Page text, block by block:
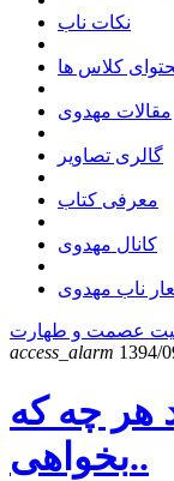
نکات ناب
کلاس ها
مقالات مهدوی
گالری تصاویر
معرفی کتاب
کانال مهدوی
ناب مهدوی
عصمت و طهارت
access_alarm 1394/
هر چه که
بخواهی..